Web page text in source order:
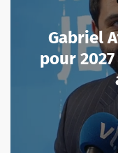
Gabriel
pour 2027